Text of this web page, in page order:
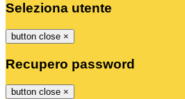
Seleziona utente
button close ×
Recupero password
button close ×